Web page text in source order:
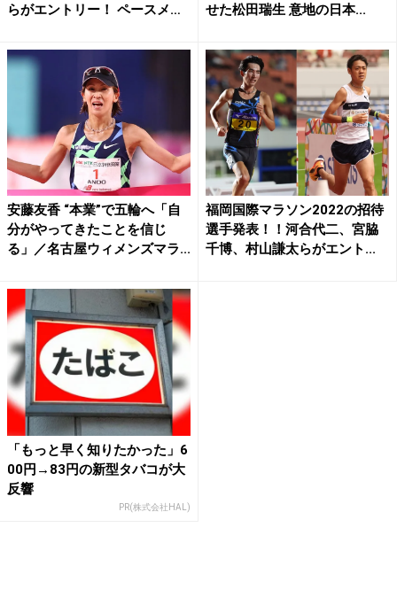
らがエントリー！ ペースメ
せた松田瑞生 意地の日本...
安藤友香 “本業”で五輪へ「自
分がやってきたことを信じ
る」／名古屋ウィメンズマラ...
福岡国際マラソン2022の招待
選手発表！！河合代二、宮脇
千博、村山謙太らがエント...
「もっと早く知りたかった」6
00円→83円の新型タバコが大
反響
PR(株式会社HAL)